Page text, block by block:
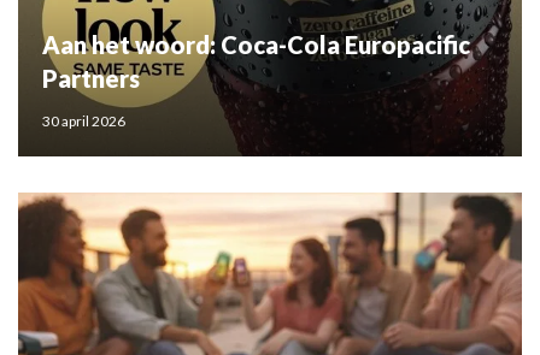
Aan het woord: Coca-Cola Europacific
Partners
30 april 2026